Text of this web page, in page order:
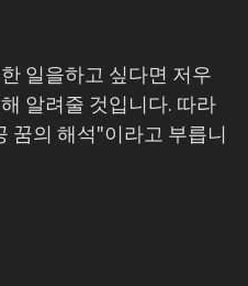
일을하고 싶다면 저우
알려줄 것입니다. 따라
꿈의 해석"이라고 부릅니